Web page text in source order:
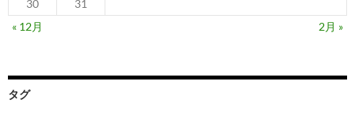
30
31
« 12月
2月 »
タグ